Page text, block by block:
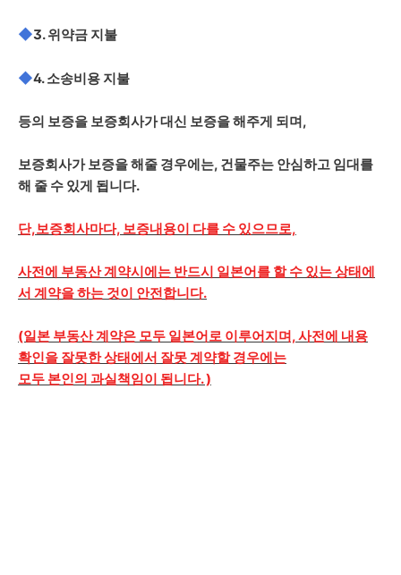
◆3. 위약금 지불
◆4. 소송비용 지불
등의 보증을 보증회사가 대신 보증을 해주게 되며,
보증회사가 보증을 해줄 경우에는, 건물주는 안심하고 임대를
해 줄 수 있게 됩니다.
단,보증회사마다, 보증내용이 다를 수 있으므로,
사전에 부동산 계약시에는 반드시 일본어를 할 수 있는 상태에
서 계약을 하는 것이 안전합니다.
(일본 부동산 계약은 모두 일본어로 이루어지며, 사전에 내용
확인을 잘못한 상태에서 잘못 계약할 경우에는
모두 본인의 과실책임이 됩니다. )